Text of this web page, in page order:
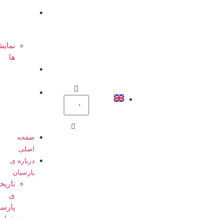
گالری
نمایشگاه
تماس
پرتال
صفحه
اصلی
درباره ی
پارسیان
تاریخچه
پارسیان